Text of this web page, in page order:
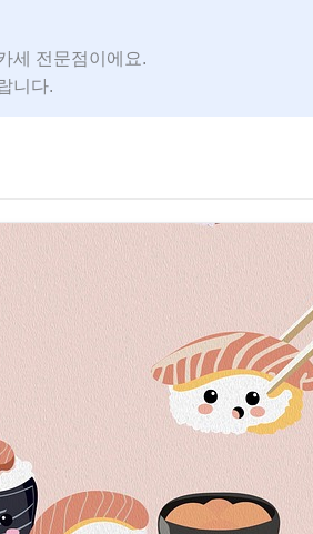
세 전문점이에요.
니다.